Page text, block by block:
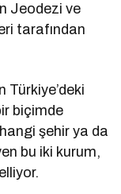
Jeodezi ve
tarafından
Türkiye’deki
biçimde
şehir ya da
bu iki kurum,